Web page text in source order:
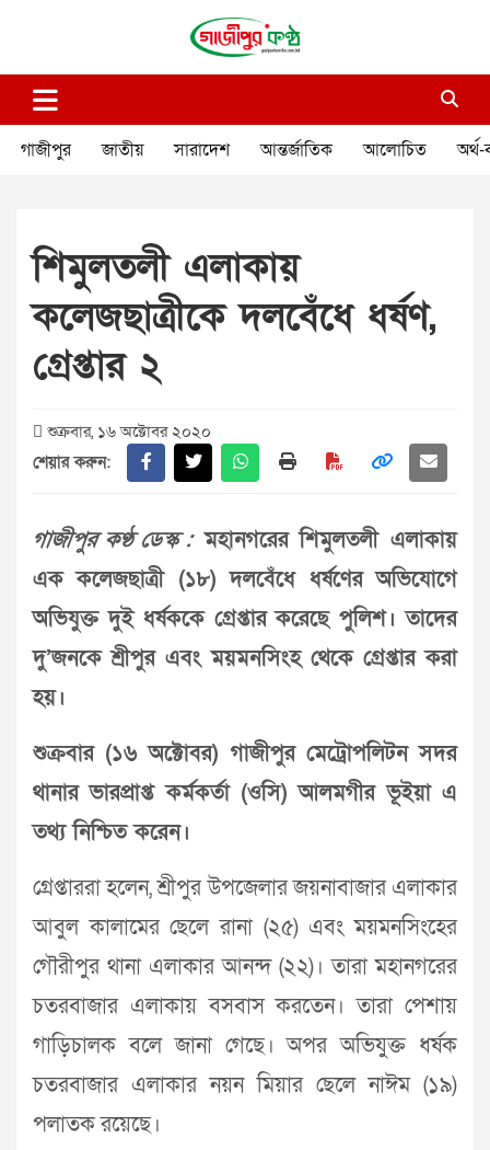
গাজীপুর কণ্ঠ
গাজীপুর জাতীয় সারাদেশ আন্তর্জাতিক আলোচিত অর্থ-
শিমুলতলী এলাকায়
কলেজছাত্রীকে দলবেঁধে ধর্ষণ,
গ্রেপ্তার ২
শুক্রবার, ১৬ অক্টোবর ২০২০
শেয়ার করুন:
গাজীপুর কণ্ঠ ডেস্ক :মহানগরের শিমুলতলী এলাকায়
এক কলেজছাত্রী (১৮) দলবেঁধে ধর্ষণের অভিযোগে
অভিযুক্ত দুই ধর্ষককে গ্রেপ্তার করেছে পুলিশ।তাদের
দু’জনকে শ্রীপুর এবং ময়মনসিংহ থেকে গ্রেপ্তার করা
হয়।
শুক্রবার (১৬ অক্টোবর) গাজীপুর মেট্রোপলিটন সদর
থানার ভারপ্রাপ্ত কর্মকর্তা (ওসি) আলমগীর ভূইয়া এ
তথ্য নিশ্চিত করেন।
গ্রেপ্তাররা হলেন, শ্রীপুর উপজেলার জয়নাবাজার এলাকার
আবুল কালামের ছেলে রানা (২৫) এবং ময়মনসিংহের
গৌরীপুর থানা এলাকার আনন্দ (২২)। তারা মহানগরের
চতরবাজার এলাকায় বসবাস করতেন। তারা পেশায়
গাড়িচালক বলে জানা গেছে। অপর অভিযুক্ত ধর্ষক
চতরবাজার এলাকার নয়ন মিয়ার ছেলে নাঈম (১৯)
পলাতক রয়েছে।